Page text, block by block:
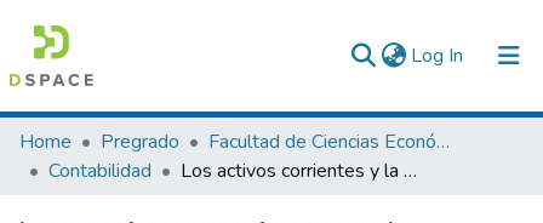
Log In (current)
Communities & Collections
All of DSpace
Home Pregrado
Facultad de Ciencias Económicas y Administrativas
Contabilidad
Los activos corrientes y la gestión de rentabilidad en la empresa Huascarán Telecom Sociedad Anónima Cerrada - Huaraz, 2022